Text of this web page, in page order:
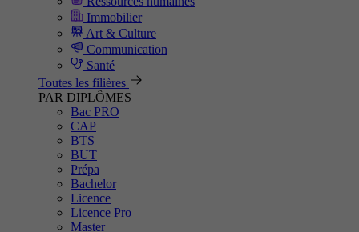
Immobilier
Art & Culture
Communication
Santé
Toutes les filières
PAR DIPLÔMES
Bac PRO
CAP
BTS
BUT
Prépa
Bachelor
Licence
Licence Pro
Master